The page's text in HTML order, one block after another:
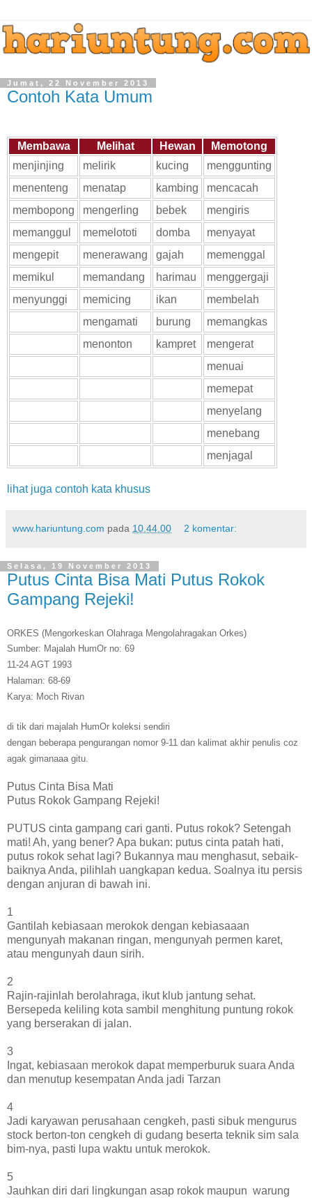
Jumat, 22 November 2013
Contoh Kata Umum
Membawa Melihat Hewan
Memotong
menjinjing
melirik kucing
menggunting
menenteng
menatap kambing
mencacah
membopong
mengerling bebek
mengiris
memanggul
memelototi domba
menyayat
mengepit
menerawang gajah
memenggal
memikul
memandang harimau
menggergaji
menyunggi
memicing ikan
membelah
mengamati
burung
memangkas
menonton
kampret
mengerat
menuai
memepat
menyelang
menebang
menjagal
lihat juga contoh kata khusus
www.hariuntung.com pada 10.44.00 2 komentar:
Selasa, 19 November 2013
Putus Cinta Bisa Mati Putus Rokok
Gampang Rejeki!
ORKES (Mengorkeskan Olahraga Mengolahragakan Orkes)
Sumber: Majalah HumOr no: 69
11-24 AGT 1993
Halaman: 68-69
Karya: Moch Rivan
di tik dari majalah HumOr koleksi sendiri
dengan beberapa pengurangan nomor 9-11 dan kalimat akhir penulis coz
agak gimanaaa gitu.
Putus Cinta Bisa Mati
Putus Rokok Gampang Rejeki!
PUTUS cinta gampang cari ganti. Putus rokok? Setengah
mati! Ah, yang bener? Apa bukan: putus cinta patah hati,
putus rokok sehat lagi? Bukannya mau menghasut, sebaik-
baiknya Anda, pilihlah uangkapan kedua. Soalnya itu persis
dengan anjuran di bawah ini.
1
Gantilah kebiasaan merokok dengan kebiasaaan
mengunyah makanan ringan, mengunyah permen karet,
atau mengunyah daun sirih.
2
Rajin-rajinlah berolahraga, ikut klub jantung sehat.
Bersepeda keliling kota sambil menghitung puntung rokok
yang berserakan di jalan.
3
Ingat, kebiasaan merokok dapat memperburuk suara Anda
dan menutup kesempatan Anda jadi Tarzan
4
Jadi karyawan perusahaan cengkeh, pasti sibuk mengurus
stock berton-ton cengkeh di gudang beserta teknik sim sala
bim-nya, pasti lupa waktu untuk merokok.
5
Jauhkan diri dari lingkungan asap rokok maupun warung